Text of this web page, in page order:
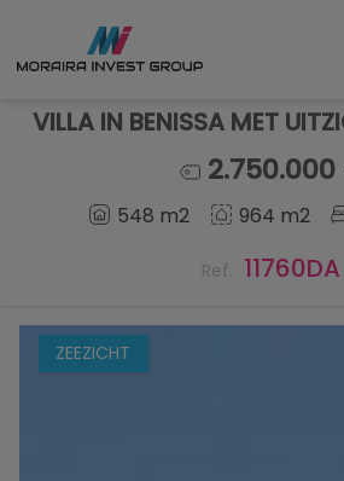
Home
Verkopen
VILLA IN BENISSA MET
548 m2 964 m2
Ref. 11760DA
ZEEZICHT